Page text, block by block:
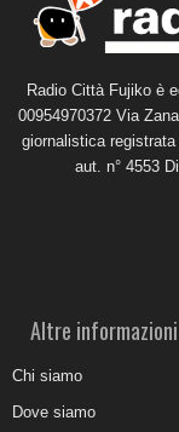
Radio Città Fujiko è
00954970372 Via
giornalistica
aut. n° 4553
Altre informazioni
Chi siamo
Dove siamo